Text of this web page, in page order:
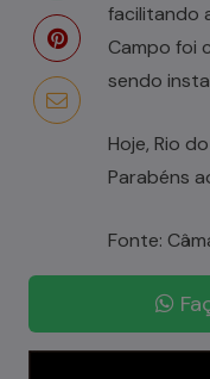
facilitando
Campo foi
sendo
Hoje, Rio
Parabéns
Fonte: